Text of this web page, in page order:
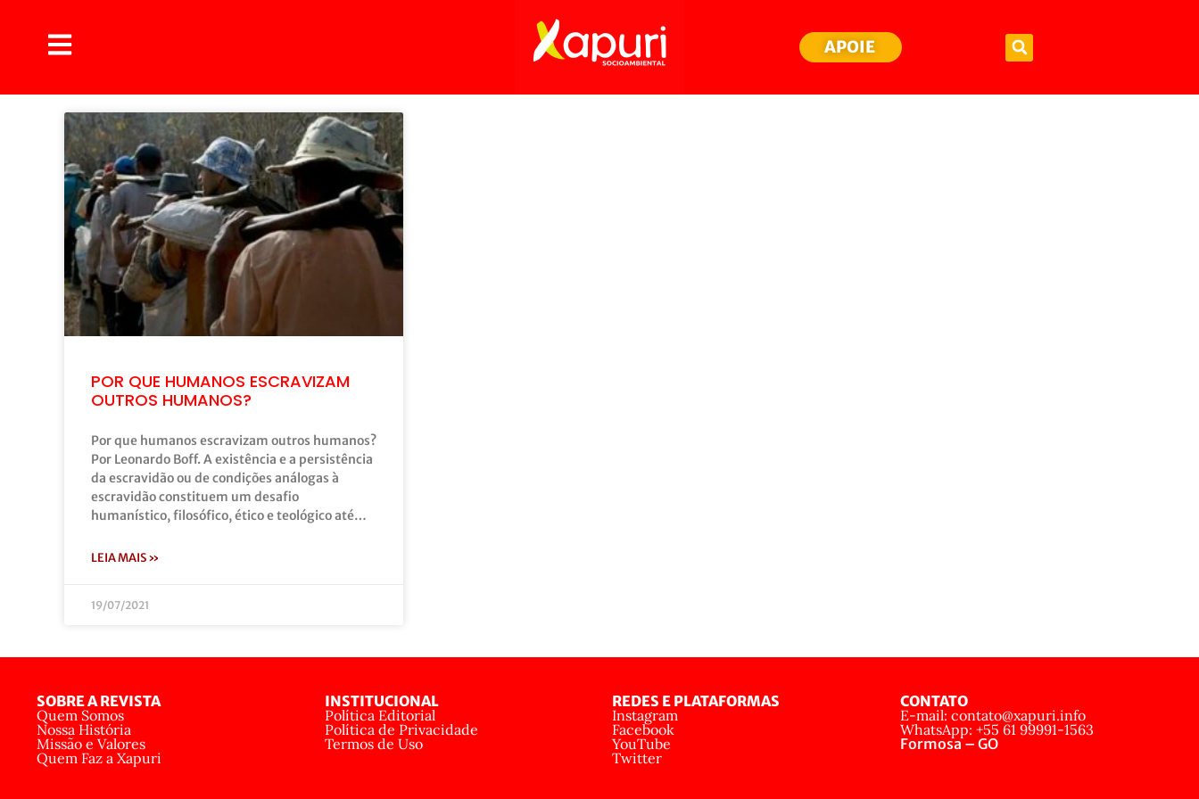
APOIE
POR QUE HUMANOS ESCRAVIZAM
OUTROS HUMANOS?
Por que humanos escravizam outros humanos?
Por Leonardo Boff. A existência e a persistência
da escravidão ou de condições análogas à
escravidão constituem um desafio
humanístico, filosófico, ético e teológico até…
LEIA MAIS »
19/07/2021
SOBRE A REVISTA
Quem Somos
Nossa História
Missão e Valores
Quem Faz a Xapuri
INSTITUCIONAL
Política Editorial
Política de Privacidade
Termos de Uso
REDES E PLATAFORMAS
Instagram
Facebook
YouTube
Twitter
CONTATO
E-mail: contato@xapuri.info
WhatsApp: +55 61 99991-1563
Formosa – GO